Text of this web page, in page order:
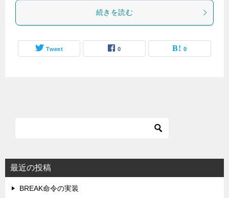
続きを読む
Tweet 0 0
最近の投稿
BREAK命令の実装